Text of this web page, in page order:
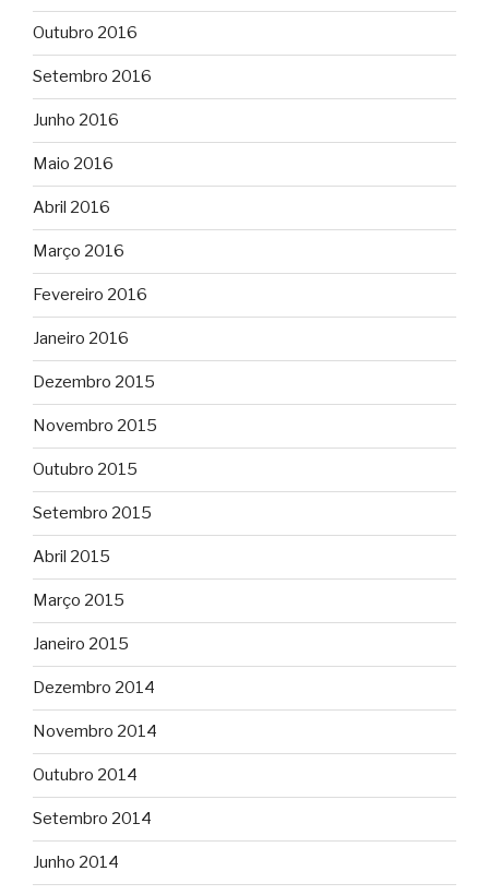
Outubro 2016
Setembro 2016
Junho 2016
Maio 2016
Abril 2016
Março 2016
Fevereiro 2016
Janeiro 2016
Dezembro 2015
Novembro 2015
Outubro 2015
Setembro 2015
Abril 2015
Março 2015
Janeiro 2015
Dezembro 2014
Novembro 2014
Outubro 2014
Setembro 2014
Junho 2014